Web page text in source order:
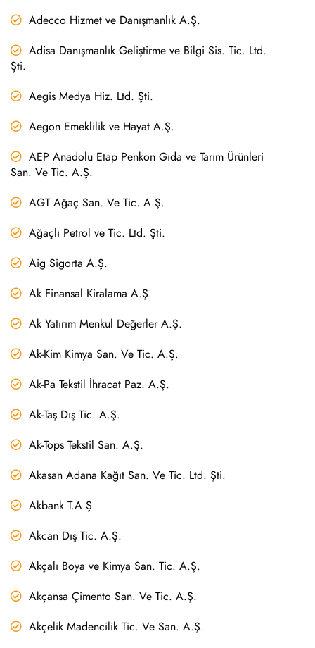
Adecco Hizmet ve Danışmanlık A.Ş.
Adisa Danışmanlık Geliştirme ve Bilgi Sis. Tic. Ltd.
Şti.
Aegis Medya Hiz. Ltd. Şti.
Aegon Emeklilik ve Hayat A.Ş.
AEP Anadolu Etap Penkon Gıda ve Tarım Ürünleri
San. Ve Tic. A.Ş.
AGT Ağaç San. Ve Tic. A.Ş.
Ağaçlı Petrol ve Tic. Ltd. Şti.
Aig Sigorta A.Ş.
Ak Finansal Kiralama A.Ş.
Ak Yatırım Menkul Değerler A.Ş.
Ak-Kim Kimya San. Ve Tic. A.Ş.
Ak-Pa Tekstil İhracat Paz. A.Ş.
Ak-Taş Dış Tic. A.Ş.
Ak-Tops Tekstil San. A.Ş.
Akasan Adana Kağıt San. Ve Tic. Ltd. Şti.
Akbank T.A.Ş.
Akcan Dış Tic. A.Ş.
Akçalı Boya ve Kimya San. Tic. A.Ş.
Akçansa Çimento San. Ve Tic. A.Ş.
Akçelik Madencilik Tic. Ve San. A.Ş.